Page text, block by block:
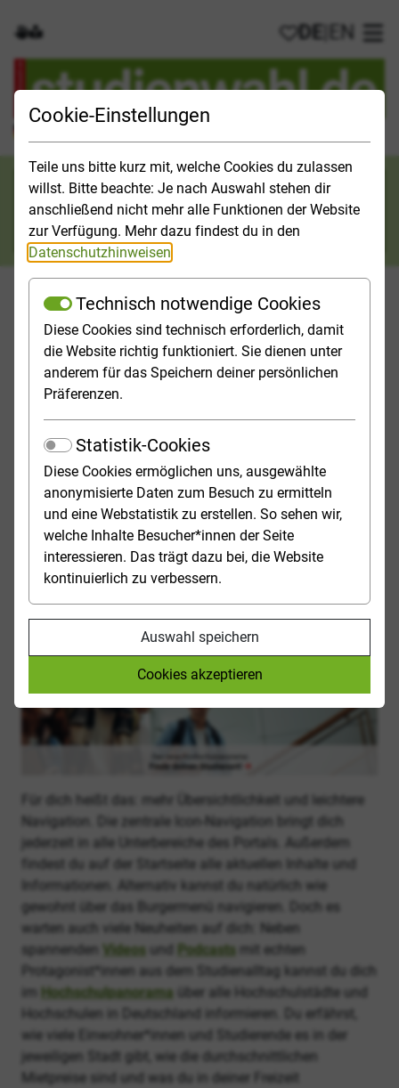
Cookie-Einstellungen
Teile uns bitte kurz mit, welche Cookies du zulassen
willst. Bitte beachte: Je nach Auswahl stehen dir
anschließend nicht mehr alle Funktionen der Website
zur Verfügung. Mehr dazu findest du in den
Datenschutzhinweisen
Technisch notwendige Cookies
Diese Cookies sind technisch erforderlich, damit
die Website richtig funktioniert. Sie dienen unter
anderem für das Speichern deiner persönlichen
Präferenzen.
Statistik-Cookies
Diese Cookies ermöglichen uns, ausgewählte
anonymisierte Daten zum Besuch zu ermitteln
und eine Webstatistik zu erstellen. So sehen wir,
welche Inhalte Besucher*innen der Seite
interessieren. Das trägt dazu bei, die Website
kontinuierlich zu verbessern.
Auswahl speichern
Cookies akzeptieren
Gebärdensprache
Leichte Sprache
Meine
DE EN
Suchkategorie
Orientieren Studieninfos Studienfelder
StartseiteNews
studienwahl.de erstrahlt in
LIEBE LESERIN, LIEBER LESER,
studienwahl.de hat einen neuen Anstrich bekommen.
Das Portal wurde technisch und gestalterisch
überarbeitet und erstrahlt seit heute in neuem Glanz.
Für dich heißt das: mehr Übersichtlichkeit und leichtere
Navigation. Die zentrale Icon-Navigation bringt dich
jederzeit in alle Unterbereiche des Portals. Außerdem
findest du auf der Startseite alle aktuellen Inhalte und
Informationen. Alternativ kannst du natürlich wie
gewohnt über das Burgermenü navigieren. Doch es
warten auch viele Neuheiten auf dich: Neben
spannenden
Videos und Podcasts mit echten
Protagonist*innen aus dem Studienalltag kannst du dich
Hochschulpanorama über alle Hochschulstädte und
Hochschulen in Deutschland informieren. Du erfährst,
wie viele Einwohner*innen und Studierende es in der
jeweiligen Stadt gibt, wie die durchschnittlichen
Mietpreise sind und was du in deiner Freizeit